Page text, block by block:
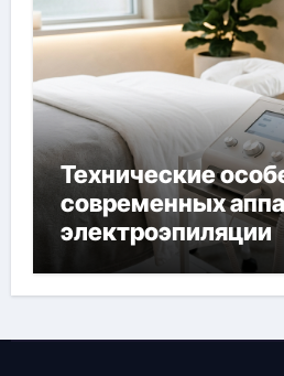
Технические
современных
электроэпиляции